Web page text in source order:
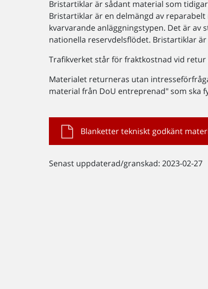
Bristartiklar är sådant material som
Bristartiklar är en delmängd av
kvarvarande anläggningstypen. Det är
nationella reservdelsflödet. Bristartiklar
Trafikverket står för fraktkostnad vid
Materialet returneras utan
material från DoU entreprenad" som ska
Blanketter tekniskt godkänt
Senast uppdaterad/granskad: 2023-02-27